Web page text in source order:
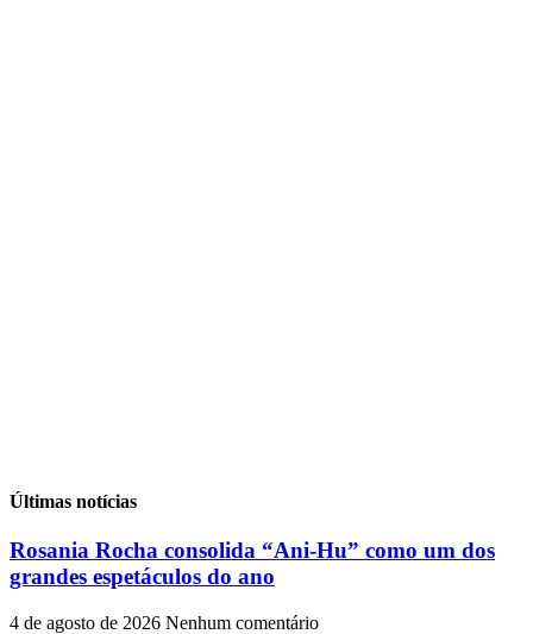
Últimas notícias
Rosania Rocha consolida “Ani-Hu” como um dos
grandes espetáculos do ano
4 de agosto de 2026 Nenhum comentário